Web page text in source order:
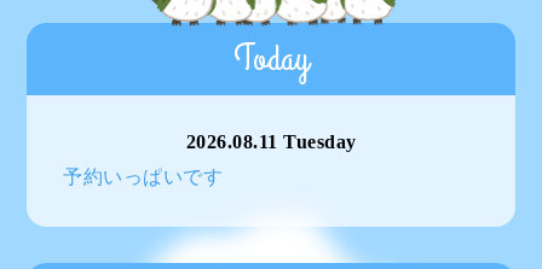
Today
2026.08.11 Tuesday
予約いっぱいです